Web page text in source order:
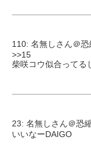
110: 名無しさん＠
>>15
柴咲コウ似合ってる
23: 名無しさん＠恐
いいなーDAIGO